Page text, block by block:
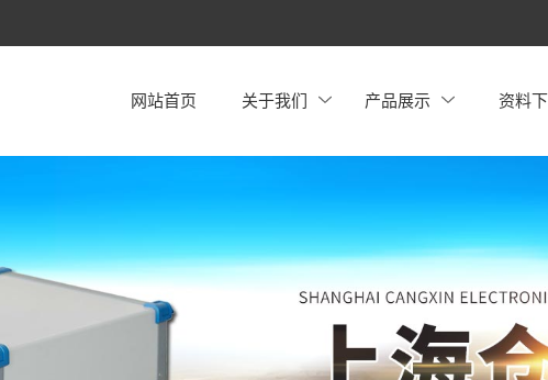
网站首页 关于我们 产品展示 资料